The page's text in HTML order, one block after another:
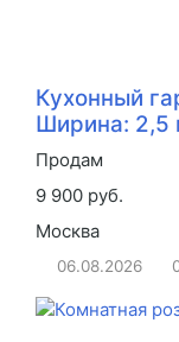
Кухонный
Ширина: 2,5
Продам
9 900 руб.
Москва
06.08.2026